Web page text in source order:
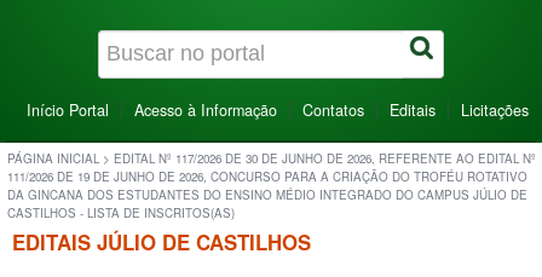
Início Portal Acesso à Informação Contatos Editais Licitações
PÁGINA INICIAL > EDITAL Nº 117/2026 DE 30 DE JUNHO DE 2026, REFERENTE AO EDITAL Nº
111/2026 DE 19 DE JUNHO DE 2026, CONCURSO PARA A CRIAÇÃO DO TROFÉU ROTATIVO
DA GINCANA DOS ESTUDANTES DO ENSINO MÉDIO INTEGRADO DO CAMPUS JÚLIO DE
CASTILHOS - LISTA DE INSCRITOS(AS)
EDITAIS JÚLIO DE CASTILHOS